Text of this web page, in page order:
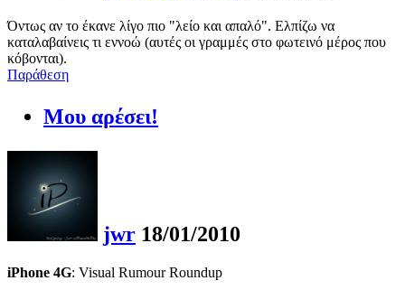
Όντως αν το έκανε λίγο πιο "λείο και απαλό". Ελπίζω να
καταλαβαίνεις τι εννοώ (αυτές οι γραμμές στο φωτεινό μέρος που
κόβονται).
Παράθεση
Μου αρέσει!
jwr 18/01/2010
iPhone 4G: Visual Rumour Roundup